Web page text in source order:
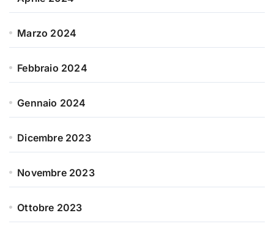
Marzo 2024
Febbraio 2024
Gennaio 2024
Dicembre 2023
Novembre 2023
Ottobre 2023